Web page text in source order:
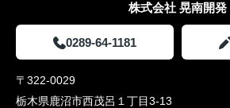
株式会社 晃南開発
0289-64-1181
〒322-0029
栃木県鹿沼市西茂呂１丁目3-13